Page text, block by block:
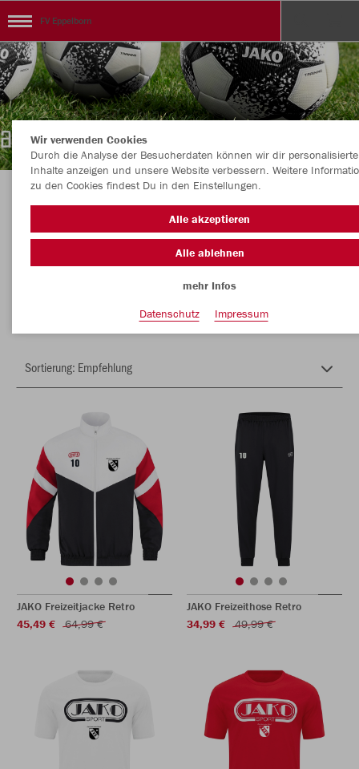
FV Eppelborn
Herzlich willkommen im FV Eppelborn
Teamshop
Farbe
JAKO Freizeitjacke Retro
45,49 €
64,99 €
JAKO Freizeithose Retro
34,99 €
49,99 €
Wir verwenden Cookies
Durch die Analyse der Besucherdaten können wir dir personalisierte
Inhalte anzeigen und unsere Website verbessern. Weitere
zu den Cookies findest Du in den Einstellungen.
Alle akzeptieren
Alle ablehnen
mehr Infos
Datenschutz
Impressum